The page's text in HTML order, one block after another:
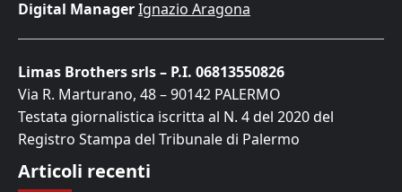
Digital ManagerIgnazio Aragona
Limas Brothers srls – P.I. 06813550826
Via R. Marturano, 48 – 90142 PALERMO
Testata giornalistica iscritta al N. 4 del 2020 del
Registro Stampa del Tribunale di Palermo
Articoli recenti